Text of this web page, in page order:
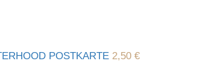
POSTKARTE 2,50 €